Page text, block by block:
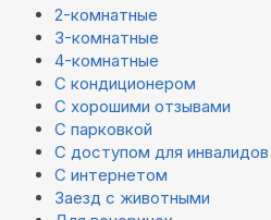
2-комнатные
3-комнатные
4-комнатные
С кондиционером
С хорошими отзывами
С парковкой
С доступом для инвалидов
С интернетом
Заезд с животными